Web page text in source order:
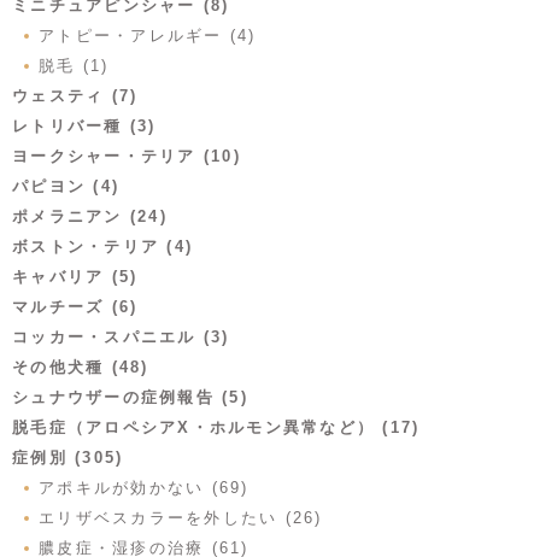
ミニチュアピンシャー (8)
アトピー・アレルギー (4)
脱毛 (1)
ウェスティ (7)
レトリバー種 (3)
ヨークシャー・テリア (10)
パピヨン (4)
ポメラニアン (24)
ボストン・テリア (4)
キャバリア (5)
マルチーズ (6)
コッカー・スパニエル (3)
その他犬種 (48)
シュナウザーの症例報告 (5)
脱毛症（アロペシアX・ホルモン異常など） (17)
症例別 (305)
アポキルが効かない (69)
エリザベスカラーを外したい (26)
膿皮症・湿疹の治療 (61)